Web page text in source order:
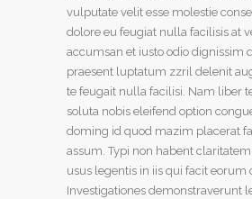
vulputate velit esse molestie
dolore eu feugiat nulla facilisis at
accumsan et iusto odio dignissim
praesent luptatum zzril delenit
te feugait nulla facilisi. Nam liber
soluta nobis eleifend option
doming id quod mazim placerat
assum. Typi non habent
usus legentis in iis qui facit eorum
Investigationes demonstraverunt